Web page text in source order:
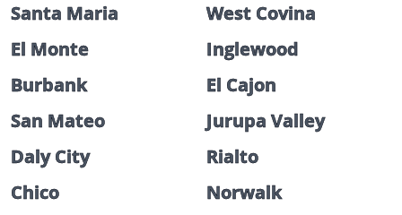
Santa Maria
West Covina
El Monte
Inglewood
Burbank
El Cajon
San Mateo
Jurupa Valley
Daly City
Rialto
Chico
Norwalk